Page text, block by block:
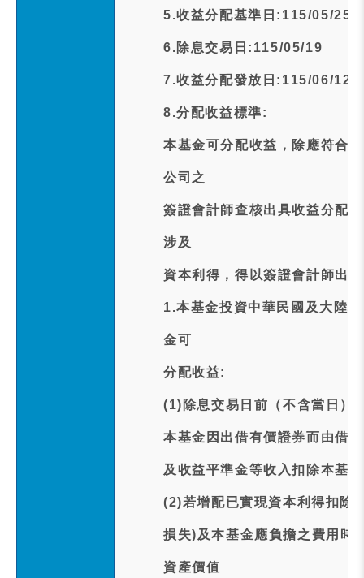
5.收益分配基準日:115/05/25
6.除息交易日:115/05/19
7.收益分配發放日:115/06/12
8.分配收益標準:
本基金可分配收益，除應符合
公司之
簽證會計師查核出具收益分配
涉及
資本利得，得以簽證會計師出
1.本基金投資中華民國及大陸
金可
分配收益:
(1)除息交易日前（不含當日）
本基金因出借有價證券而由借
及收益平準金等收入扣除本基
(2)若增配已實現資本利得扣除
損失)及本基金應負擔之費用時
資產價值